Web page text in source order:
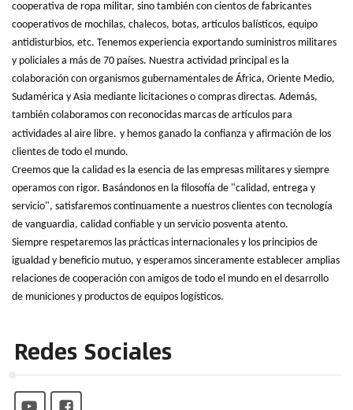
cooperativa de ropa militar, sino también con cientos de fabricantes
cooperativos de mochilas, chalecos, botas, artículos balísticos, equipo
antidisturbios, etc. Tenemos experiencia exportando suministros militares
y policiales a más de 70 países. Nuestra actividad principal es la
colaboración con organismos gubernamentales de África, Oriente Medio,
Sudamérica y Asia mediante licitaciones o compras directas. Además,
también colaboramos con reconocidas marcas de artículos para
actividades al aire libre. y hemos ganado la confianza y afirmación de los
clientes de todo el mundo.
Creemos que la calidad es la esencia de las empresas militares y siempre
operamos con rigor. Basándonos en la filosofía de "calidad, entrega y
servicio", satisfaremos continuamente a nuestros clientes con tecnología
de vanguardia, calidad confiable y un servicio posventa atento.
Siempre respetaremos las prácticas internacionales y los principios de
igualdad y beneficio mutuo, y esperamos sinceramente establecer amplias
relaciones de cooperación con amigos de todo el mundo en el desarrollo
de municiones y productos de equipos logísticos.
Redes Sociales